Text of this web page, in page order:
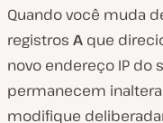
Quando você muda
registros A que
novo endereço IP do
permanecem
modifique